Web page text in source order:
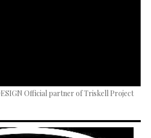
Official partner of Triskell Project